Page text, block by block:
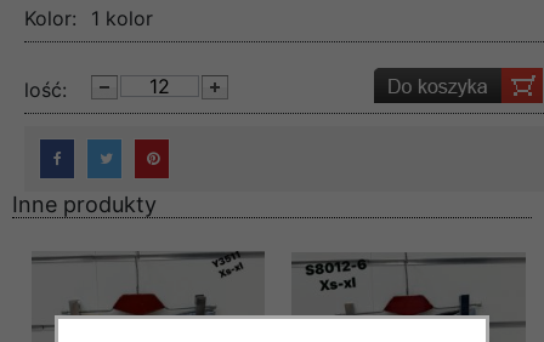
Kolor: 1 kolor
lość:
Inne produkty